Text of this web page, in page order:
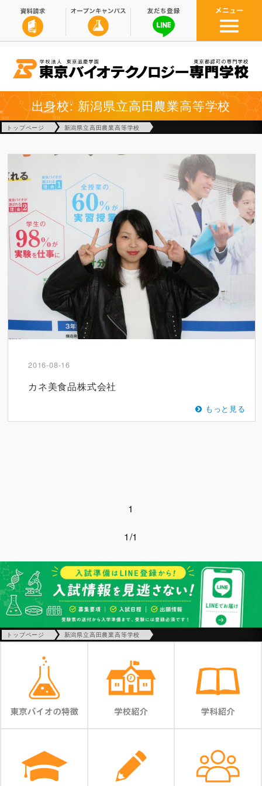
出身校: 新潟県立高田農業高等学校
トップページ 新潟県立高田農業高等学校
2016-08-16
カネ美食品株式会社
もっと見る
1
1/1
トップページ 新潟県立高田農業高等学校